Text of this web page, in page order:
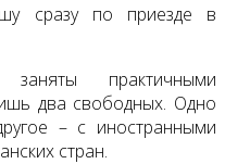
сразу по приезде в
практичными
два свободных. Одно
– с иностранными
стран.